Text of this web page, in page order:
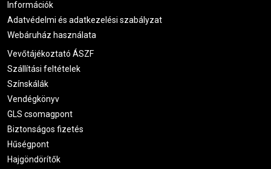
Információk
Adatvédelmi és adatkezelési szabályzat
Webáruház használata
Vevőtájékoztató ÁSZF
Szállítási feltételek
Színskálák
Vendégkönyv
GLS csomagpont
Biztonságos fizetés
Hűségpont
Hajgöndörítők